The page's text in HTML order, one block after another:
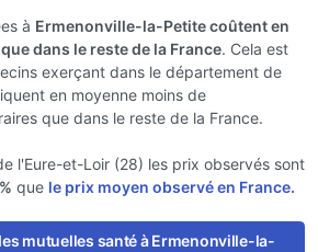
à Ermenonville-la-Petite coûtent en
dans le reste de la France. Cela est
exerçant dans le département de
en moyenne moins de
que dans le reste de la France.
l'Eure-et-Loir (28) les prix observés sont
que le prix moyen observé en France.
mutuelles santé à Ermenonville-la-